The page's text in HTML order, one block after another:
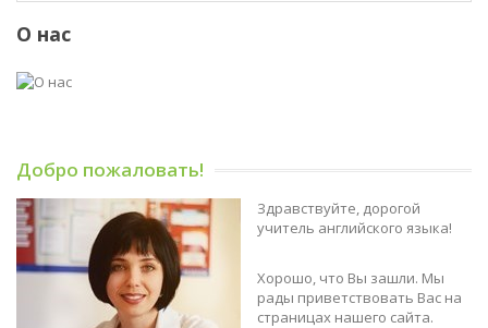
О нас
Добро пожаловать!
Здравствуйте, дорогой
учитель английского языка!
Хорошо, что Вы зашли. Мы
рады приветствовать Вас на
страницах нашего сайта.